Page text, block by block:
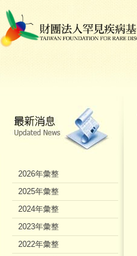
2026年彙整
2025年彙整
2024年彙整
2023年彙整
2022年彙整